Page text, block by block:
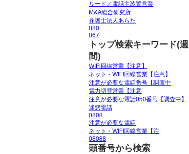
リード／電話主装置営業
M&A総合研究所
弁護士法人あらた
080
067
トップ検索キーワード(週
間)
WIFI回線営業【注意】
ネット・WIFI回線営業【注意】
注意が必要な電話番号【調査中
電力切替営業【注意
注意が必要な電話050番号【調査中】
迷惑電話
0808
注意が必要な電話
ネット・WIFI回線営業【注
08088
頭番号から検索